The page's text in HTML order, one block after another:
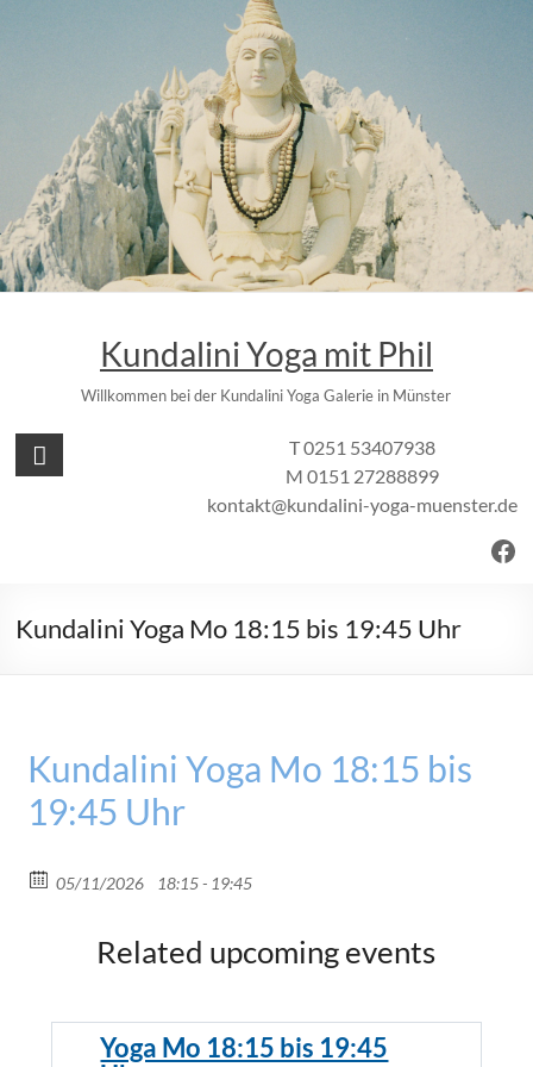
Kundalini Yoga mit Phil
Willkommen bei der Kundalini Yoga Galerie in Münster
T 0251 53407938
M 0151 27288899
kontakt@kundalini-yoga-muenster.de
Kundalini Yoga Mo 18:15 bis 19:45 Uhr
Kundalini Yoga Mo 18:15 bis
19:45 Uhr
05/11/2026 18:15 - 19:45
Related upcoming events
Yoga Mo 18:15 bis 19:45